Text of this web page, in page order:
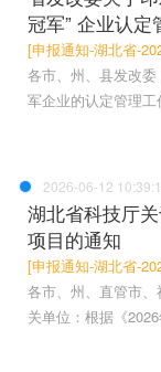
冠军” 企业认
[申报通知-湖北省-
各市、州、县发改
军企业的认定管理
2026-06-12
湖北省科技厅
项目的通知
[申报通知-湖北省-
各市、州、直管市
关单位：根据《